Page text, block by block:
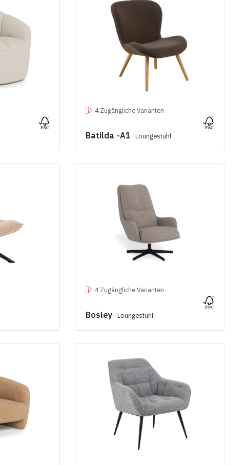
4 Zugängliche Varianten
Batilda -A1 · Loungestuhl
4 Zugängliche Varianten
Bosley · Loungestuhl